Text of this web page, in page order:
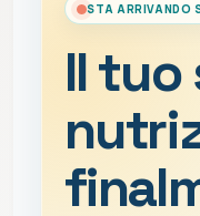
STA ARRIVANDO
Il